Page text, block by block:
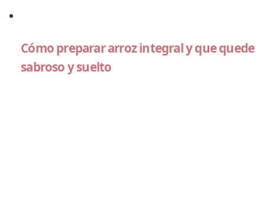
Cómo preparar arroz integral y que quede
sabroso y suelto